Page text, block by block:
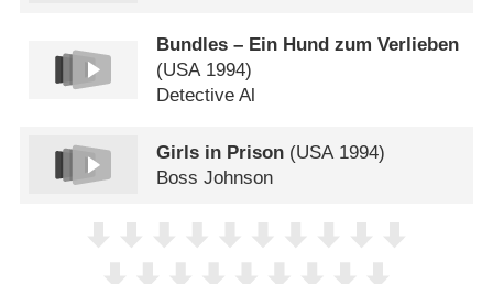
Bundles – Ein Hund zum Verlieben
(USA1994)
Detective Al
Girls in Prison (USA 1994)
Boss Johnson